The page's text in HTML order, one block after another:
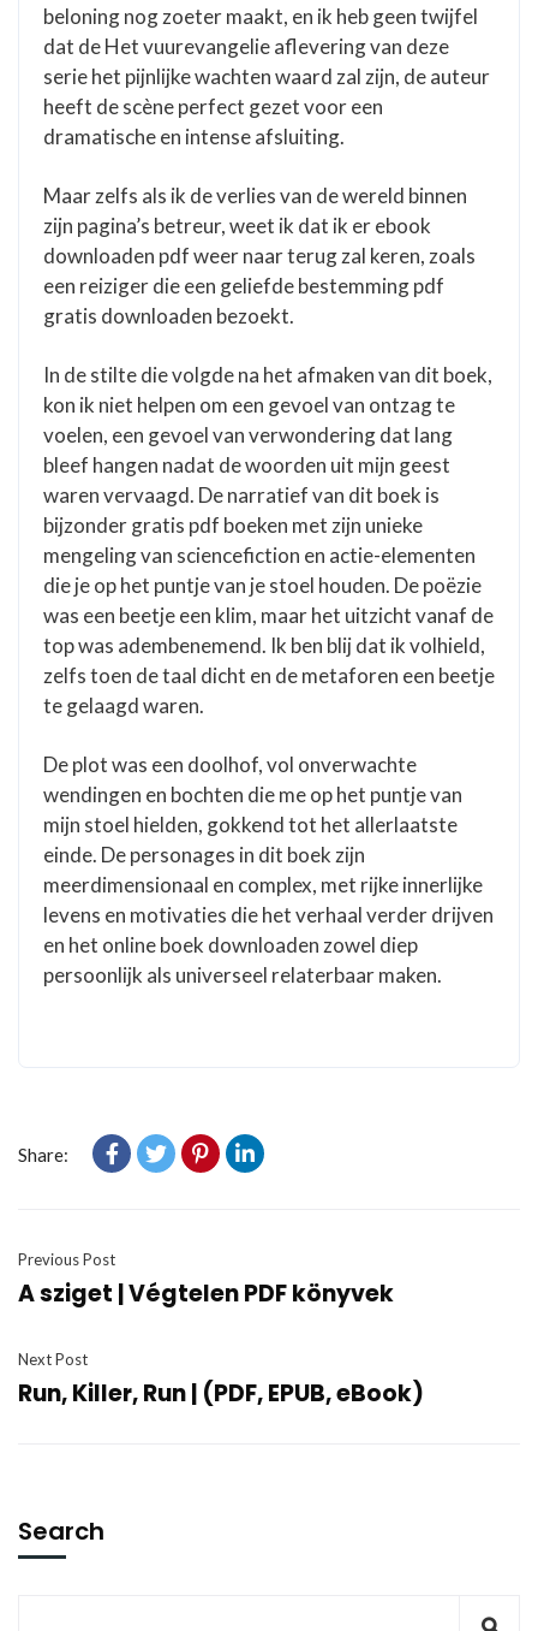
beloning nog zoeter maakt, en ik heb geen twijfel
dat de Het vuurevangelie aflevering van deze
serie het pijnlijke wachten waard zal zijn, de auteur
heeft de scène perfect gezet voor een
dramatische en intense afsluiting.
Maar zelfs als ik de verlies van de wereld binnen
zijn pagina’s betreur, weet ik dat ik er ebook
downloaden pdf weer naar terug zal keren, zoals
een reiziger die een geliefde bestemming pdf
gratis downloaden bezoekt.
In de stilte die volgde na het afmaken van dit boek,
kon ik niet helpen om een gevoel van ontzag te
voelen, een gevoel van verwondering dat lang
bleef hangen nadat de woorden uit mijn geest
waren vervaagd. De narratief van dit boek is
bijzonder gratis pdf boeken met zijn unieke
mengeling van sciencefiction en actie-elementen
die je op het puntje van je stoel houden. De poëzie
was een beetje een klim, maar het uitzicht vanaf de
top was adembenemend. Ik ben blij dat ik volhield,
zelfs toen de taal dicht en de metaforen een beetje
te gelaagd waren.
De plot was een doolhof, vol onverwachte
wendingen en bochten die me op het puntje van
mijn stoel hielden, gokkend tot het allerlaatste
einde. De personages in dit boek zijn
meerdimensionaal en complex, met rijke innerlijke
levens en motivaties die het verhaal verder drijven
en het online boek downloaden zowel diep
persoonlijk als universeel relaterbaar maken.
Share:
Previous Post
A sziget | Végtelen PDF könyvek
Next Post
Run, Killer, Run | (PDF, EPUB, eBook)
Search